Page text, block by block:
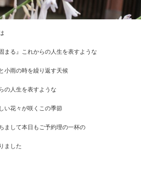
まる』これからの人生を表すような
小雨の時を繰り返す天候
の人生を表すような
い花々が咲くこの季節
まして本日もご予約理の一杯の
ました